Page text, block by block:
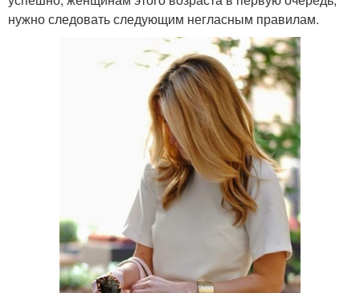
нужно следовать следующим негласным правилам.